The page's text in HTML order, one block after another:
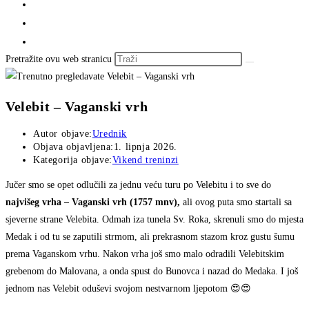
Pretražite ovu web stranicu
Velebit – Vaganski vrh
Autor objave:Urednik
Objava objavljena: 1. lipnja 2026.
Kategorija objave:Vikend treninzi
Jučer smo se opet odlučili za jednu veću turu po Velebitu i to sve do
najvišeg vrha – Vaganski vrh (1757 mnv), ali ovog puta smo startali sa
sjeverne strane Velebita. Odmah iza tunela Sv. Roka, skrenuli smo do mjesta
Medak i od tu se zaputili strmom, ali prekrasnom stazom kroz gustu šumu
prema Vaganskom vrhu. Nakon vrha još smo malo odradili Velebitskim
grebenom do Malovana, a onda spust do Bunovca i nazad do Medaka. I još
jednom nas Velebit oduševi svojom nestvarnom ljepotom 😍😍